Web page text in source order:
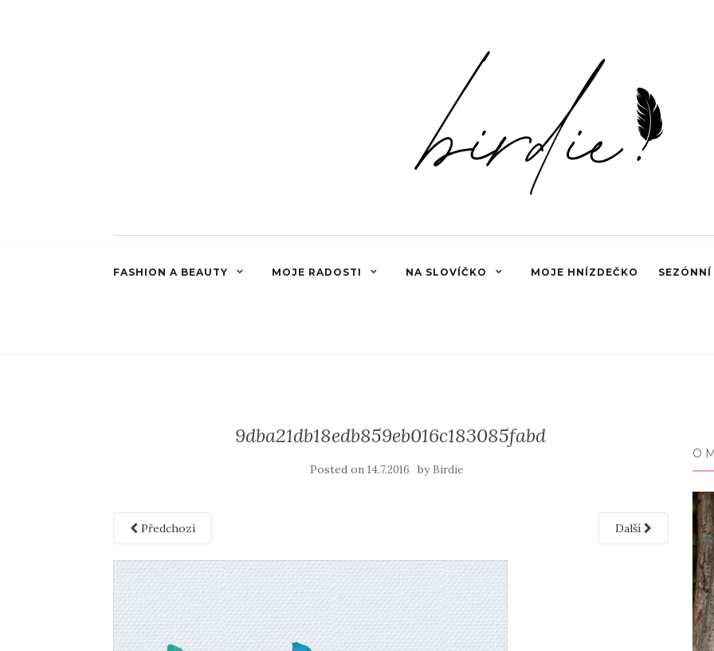
FASHION A BEAUTY MOJE RADOSTI NA SLOVÍČKO MOJE HNÍZDEČKO
9dba21db18edb859eb016c183085fabd
Posted on14.7.2016 by Birdie
Předchozí Další
O